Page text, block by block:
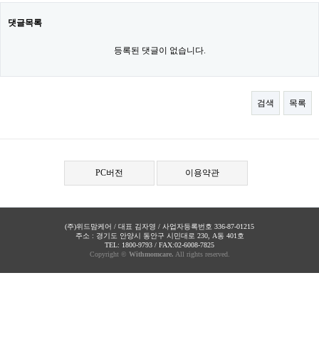
댓글목록
등록된 댓글이 없습니다.
검색 목록
PC버전 이용약관
(주)위드맘케어 / 대표 김자영 / 사업자등록번호 336-87-01215
주소 : 경기도 안양시 동안구 시민대로 230, A동 401호
TEL: 1800-9793 / FAX:02-6008-7825
Copyright © Withmomcare. All rights reserved.